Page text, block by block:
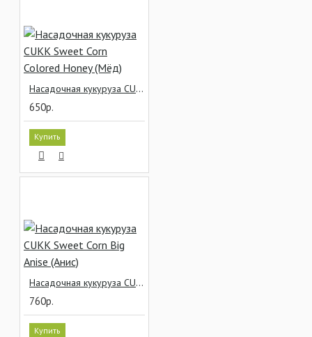
Насадочная кукуруза CUKK Sweet Corn Colored Honey (Мёд)
650р.
Купить
Насадочная кукуруза CUKK Sweet Corn Big Anise (Анис)
760р.
Купить